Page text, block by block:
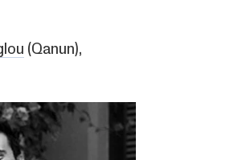
(Qanun),